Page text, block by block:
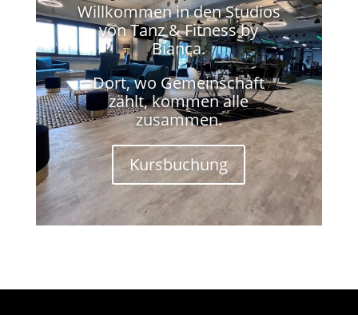
Willkommen in den Studios
von Tanz & Fitness by
Bianca.
Dort, wo Gemeinschaft
zählt, kommen alle
zusammen.
Kursbuchung